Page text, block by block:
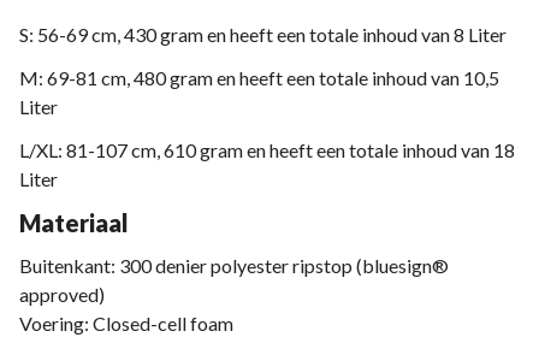
S: 56-69 cm, 430 gram en heeft een totale inhoud van 8 Liter
M: 69-81 cm, 480 gram en heeft een totale inhoud van 10,5
Liter
L/XL: 81-107 cm, 610 gram en heeft een totale inhoud van 18
Liter
Materiaal
Buitenkant: 300 denier polyester ripstop (bluesign®
approved)
Voering: Closed-cell foam